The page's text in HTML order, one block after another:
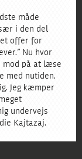
måde
i den del
et offer for
Nu hvor
mod på at læse
med nutiden.
Jeg kæmper
undervejs
Kajtazaj.